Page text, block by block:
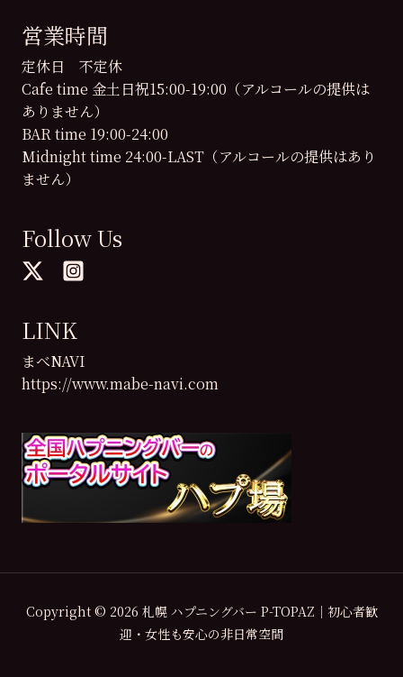
営業時間
定休日 不定休
Cafe time 金土日祝15:00-19:00（アルコールの提供は
ありません）
BAR time 19:00-24:00
Midnight time 24:00-LAST（アルコールの提供はあり
ません）
Follow Us
LINK
まべNAVI
https://www.mabe-navi.com
Copyright © 2026 札幌 ハプニングバー P-TOPAZ｜初心者歓
迎・女性も安心の非日常空間